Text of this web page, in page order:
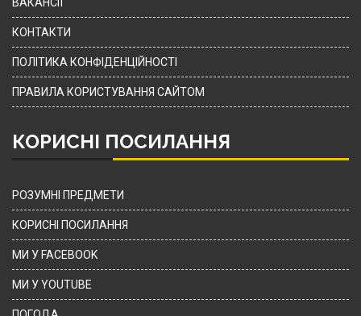
ВАКАНСІЇ
КОНТАКТИ
ПОЛІТИКА КОНФІДЕНЦІЙНОСТІ
ПРАВИЛА КОРИСТУВАННЯ САЙТОМ
КОРИСНІ ПОСИЛАННЯ
РОЗУМНІ ПРЕДМЕТИ
КОРИСНІ ПОСИЛАННЯ
МИ У FACEBOOK
МИ У YOUTUBE